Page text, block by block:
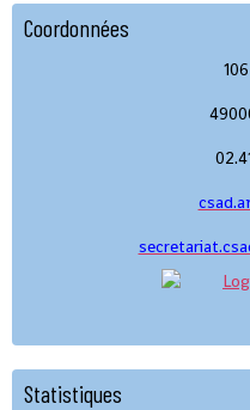
Coordonnées
Statistiques